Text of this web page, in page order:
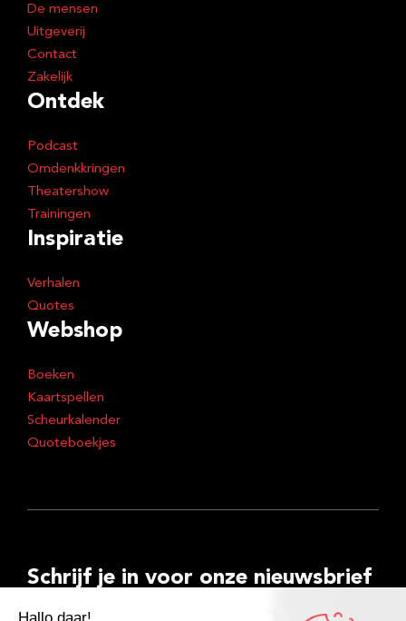
De mensen
Uitgeverij
Contact
Zakelijk
Ontdek
Podcast
Omdenkkringen
Theatershow
Trainingen
Inspiratie
Verhalen
Quotes
Webshop
Boeken
Kaartspellen
Scheurkalender
Quoteboekjes
Schrijf je in voor onze nieuwsbrief